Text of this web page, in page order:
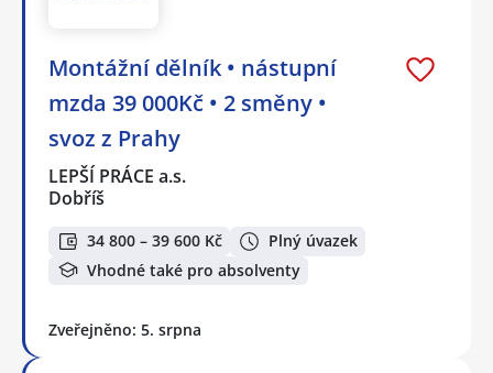
Montážní dělník • nástupní
mzda 39 000Kč • 2 směny •
svoz z Prahy
LEPŠÍ PRÁCE a.s.
Dobříš
34 800 – 39 600 Kč
Plný úvazek
Vhodné také pro absolventy
Zveřejněno: 5. srpna